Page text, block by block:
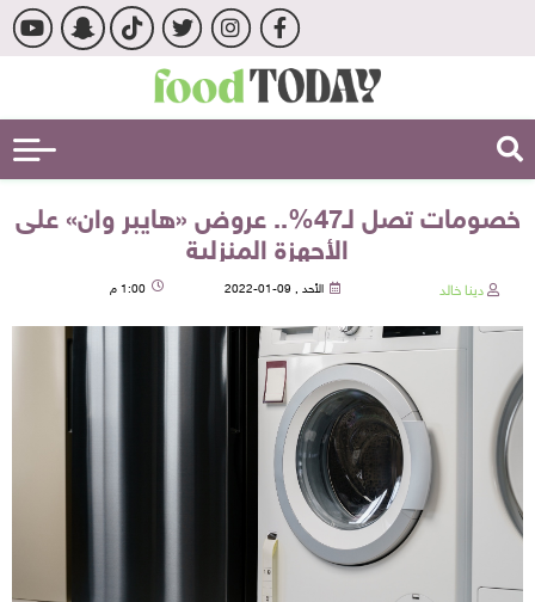
خصومات تصل لـ47%.. عروض «هايبر وان» على
الأجهزة المنزلية
دينا خالد الأحد , 09-01-2022 1:00 م